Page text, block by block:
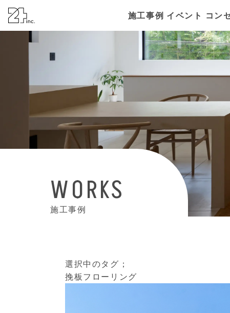
施工事例 イベント コン
WORKS
施工事例
選択中のタグ；
挽板フローリング